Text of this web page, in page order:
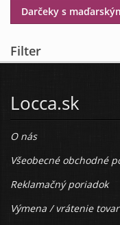
Darčeky s
Filter
Locca.sk
O nás
Všeobecné obchodné
Reklamačný poriadok
Výmena / vrátenie